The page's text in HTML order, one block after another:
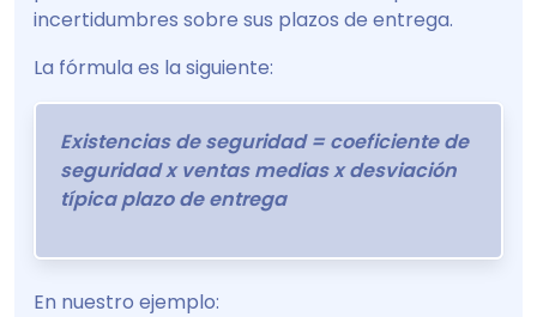
incertidumbres sobre sus plazos de entrega.
La fórmula es la siguiente:
Existencias de seguridad = coeficiente de
seguridad x ventas medias x desviación
típica plazo de entrega
En nuestro ejemplo: